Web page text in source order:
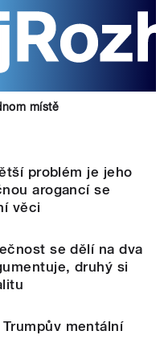
místě
problém je jeho
arogancí se
věci
se dělí na dva
druhý si
mentální